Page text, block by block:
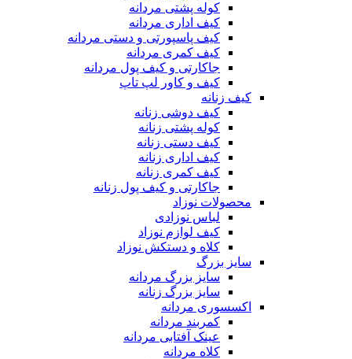
کوله پشتی مردانه
کیف اداری مردانه
کیف پاسپورتی و دستی مردانه
کیف کمری مردانه
جاکارتی و کیف پول مردانه
کیف و کاور لپ تاپ
کیف زنانه
کیف دوشی زنانه
کوله پشتی زنانه
کیف دستی زنانه
کیف اداری زنانه
کیف کمری زنانه
جاکارتی و کیف پول زنانه
محصولات نوزاد
لباس نوزادی
کیف لوازم نوزاد
کلاه و دستکش نوزاد
سایز بزرگ
سایز بزرگ مردانه
سایز بزرگ زنانه
اکسسوری مردانه
کمربند مردانه
عینک آفتابی مردانه
کلاه مردانه